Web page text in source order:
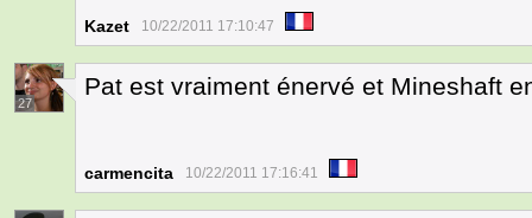
Kazet 10/22/2011 17:10:47
27
Pat est vraiment énervé et Mineshaft
carmencita 10/22/2011 17:16:41